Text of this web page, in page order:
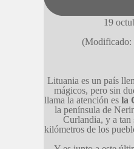
19
(Modificado:
Lituania es un país
mágicos, pero sin
llama la atención es la
la península de
Curlandia, y a tan
kilómetros de los